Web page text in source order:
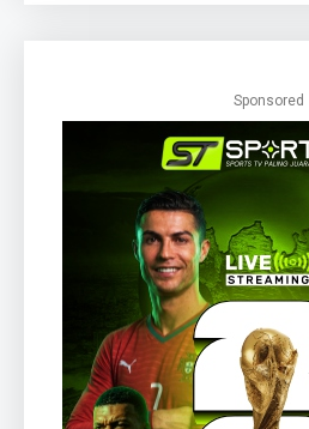
Sponsored